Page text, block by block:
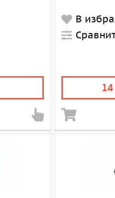
В